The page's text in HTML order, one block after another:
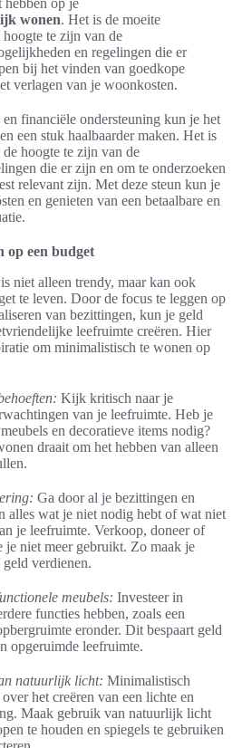
wonen. Het is de moeite
te zijn van de
en regelingen die er
bij het vinden van goedkope
verlagen van je woonkosten.
financiële ondersteuning kun je het
een stuk haalbaarder maken. Het is
hoogte te zijn van de
die er zijn en om te onderzoeken
relevant zijn. Met deze steun kun je
en genieten van een betaalbare en
op een budget
niet alleen trendy, maar kan ook
te leven. Door de focus te leggen op
van bezittingen, kun je geld
leefruimte creëren. Hier
om minimalistisch te wonen op
Kijk kritisch naar je
van je leefruimte. Heb je
en decoratieve items nodig?
draait om het hebben van alleen
Ga door al je bezittingen en
alles wat je niet nodig hebt of wat niet
je leefruimte. Verkoop, doneer of
je niet meer gebruikt. Zo maak je
verdienen.
meubels: Investeer in
functies hebben, zoals een
eronder. Dit bespaart geld
opgeruimde leefruimte.
natuurlijk licht: Minimalistisch
het creëren van een lichte en
Maak gebruik van natuurlijk licht
te houden en spiegels te gebruiken